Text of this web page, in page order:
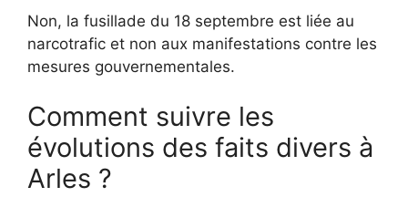
Non, la fusillade du 18 septembre est liée au
narcotrafic et non aux manifestations contre les
mesures gouvernementales.
Comment suivre les
évolutions des faits divers à
Arles ?